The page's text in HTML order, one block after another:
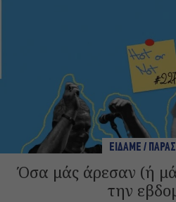
ΕΙΔΑΜΕ /
Όσα μάς άρεσαν (ή
την